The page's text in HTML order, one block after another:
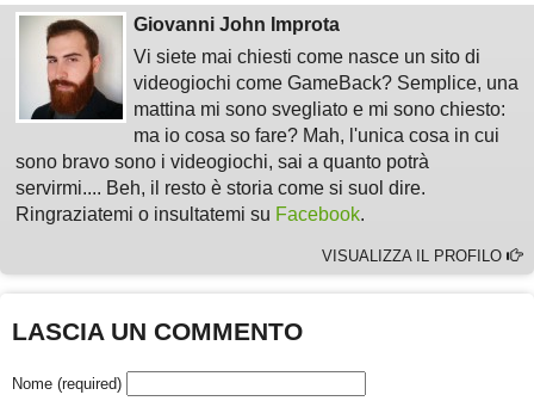
Giovanni John Improta
Vi siete mai chiesti come nasce un sito di
videogiochi come GameBack? Semplice, una
mattina mi sono svegliato e mi sono chiesto:
ma io cosa so fare? Mah, l'unica cosa in cui
sono bravo sono i videogiochi, sai a quanto potrà
servirmi.... Beh, il resto è storia come si suol dire.
Ringraziatemi o insultatemi su Facebook.
VISUALIZZA IL PROFILO
LASCIA UN COMMENTO
Nome (required)